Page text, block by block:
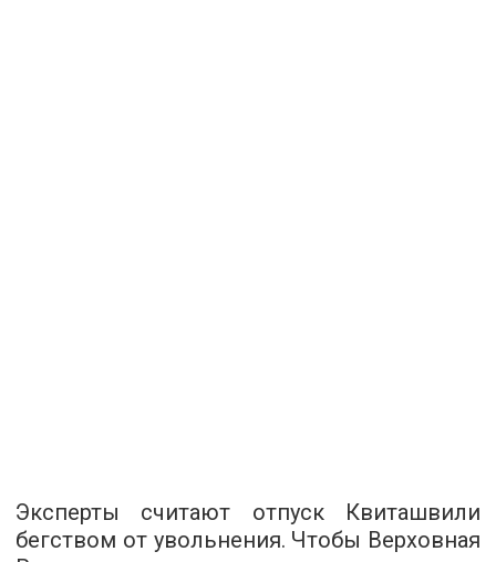
Эксперты считают отпуск Квиташвили
бегством от увольнения. Чтобы Верховная